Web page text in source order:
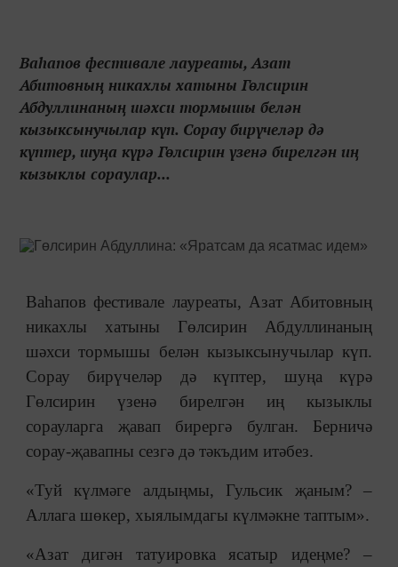
Ваһапов фестивале лауреаты, Азат
Абитовның никахлы хатыны Гөлсирин
Абдуллинаның шәхси тормышы белән
кызыксынучылар күп. Сорау бирүчеләр дә
күптер, шуңа күрә Гөлсирин үзенә бирелгән иң
кызыклы сораулар...
Ваһапов фестивале лауреаты, Азат Абитовның
никахлы хатыны Гөлсирин Абдуллинаның
шәхси тормышы белән кызыксынучылар күп.
Сорау бирүчеләр дә күптер, шуңа күрә
Гөлсирин үзенә бирелгән иң кызыклы
сорауларга җавап бирергә булган. Берничә
сорау-җавапны сезгә дә тәкъдим итәбез.
«Туй күлмәге алдыңмы, Гульсик җаным? ‒
Аллага шөкер, хыялымдагы күлмәкне таптым».
«Азат дигән татуировка ясатыр идеңме? ‒